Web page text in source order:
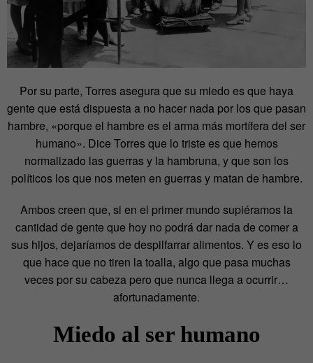
Por su parte, Torres asegura que su miedo es que haya
gente que está dispuesta a no hacer nada por los que pasan
hambre, «porque el hambre es el arma más mortífera del ser
humano». Dice Torres que lo triste es que hemos
normalizado las guerras y la hambruna, y que son los
políticos los que nos meten en guerras y matan de hambre.
Ambos creen que, si en el primer mundo supiéramos la
cantidad de gente que hoy no podrá dar nada de comer a
sus hijos, dejaríamos de despilfarrar alimentos. Y es eso lo
que hace que no tiren la toalla, algo que pasa muchas
veces por su cabeza pero que nunca llega a ocurrir…
afortunadamente.
Miedo al ser humano